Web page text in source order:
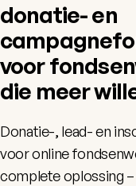
donatie- en
voor
die meer
Donatie-, lead- en
voor online
complete oplossing